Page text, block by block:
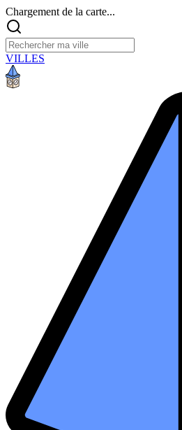
Chargement de la carte...
VILLES